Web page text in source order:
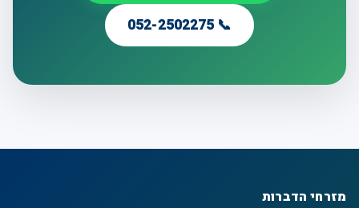
📞 052-2502275
מזרחי הדברות